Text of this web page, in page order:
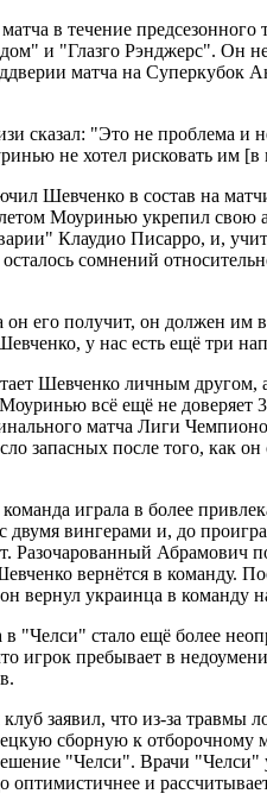
в течение
и "Глазго Рэнджерс". Он
матча на Суперкубок
сказал: "Это не проблема и
не хотел рисковать им [в
Шевченко в состав на
Моуринью укрепил
Клаудио Писарро, и,
сомнений
его получит, он должен им
у нас есть ещё три
Шевченко личным другом,
всё ещё не доверяет
матча Лиги
запасных после того, как
играла в более
двумя вингерами и, до
Разочарованный
вернётся в команду.
вернул украинца в команду
"Челси" стало ещё более
игрок пребывает в
клуб заявил, что из-за
сборную к отборочному
"Челси". Врачи "Челси"
оптимистичнее и